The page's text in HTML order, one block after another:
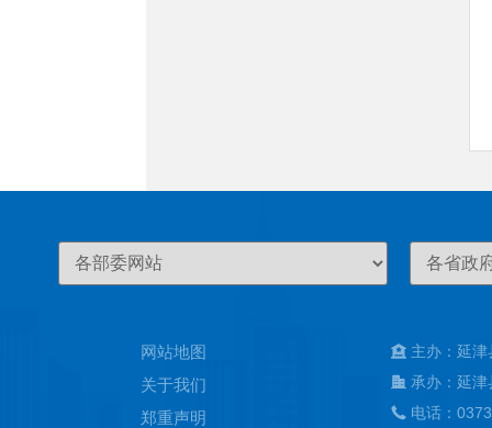
网站地图
关于我们
郑重声明
主办：延
承办：延
电话：